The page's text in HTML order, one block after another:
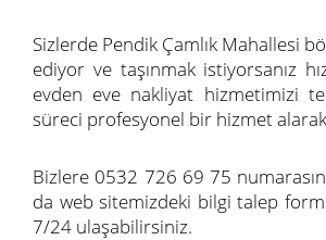
Sizlerde Pendik Çamlık Mahallesi
ediyor ve taşınmak istiyorsanız
evden eve nakliyat hizmetimizi
süreci profesyonel bir hizmet
Bizlere 0532 726 69 75
da web sitemizdeki bilgi talep
7/24 ulaşabilirsiniz.